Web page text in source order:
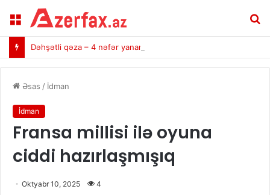
Menu
Dəhşətli qəza – 4 nəfər yanaraq öldü (VİDEO)
Əsas / İdman
İdman
Fransa millisi ilə oyuna
ciddi hazırlaşmışıq
Oktyabr 10, 2025 4